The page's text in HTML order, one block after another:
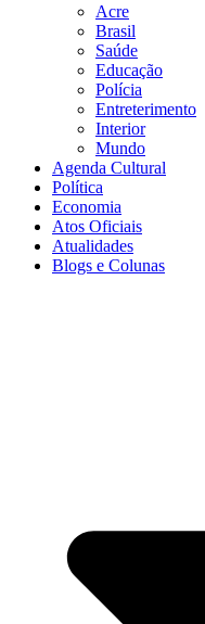
Acre
Brasil
Saúde
Educação
Polícia
Entreterimento
Interior
Mundo
Agenda Cultural
Política
Economia
Atos Oficiais
Atualidades
Blogs e Colunas